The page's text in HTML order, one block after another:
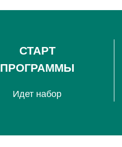
СТАРТ
ПРОГРАММЫ
Идет набор